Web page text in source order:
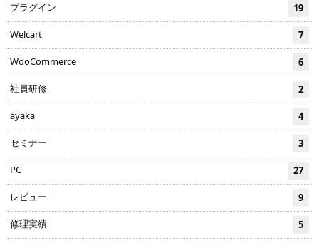
プラグイン 19
Welcart 7
WooCommerce 6
社員研修 2
ayaka 4
セミナー 3
PC 27
レビュー 9
修理実績 5